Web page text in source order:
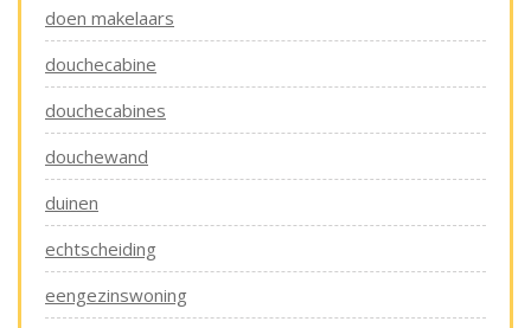
doen makelaars
douchecabine
douchecabines
douchewand
duinen
echtscheiding
eengezinswoning